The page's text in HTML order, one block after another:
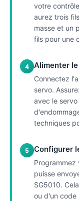
votre
aurez trois
masse et un
fils pour une
4 Alimenter
Connectez
servo.
avec le
techniques
5 Configurer
puisse
SG5010.
ou d'un code